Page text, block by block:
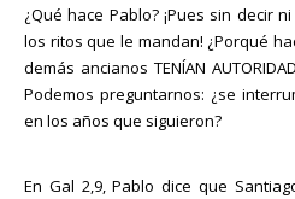
¿Qué hace Pablo? ¡Pues sin decir
los ritos que le mandan! ¿Porqué
demás ancianos TENÍAN
Podemos preguntarnos: ¿se
en los años que siguieron?
En Gal 2,9, Pablo dice que